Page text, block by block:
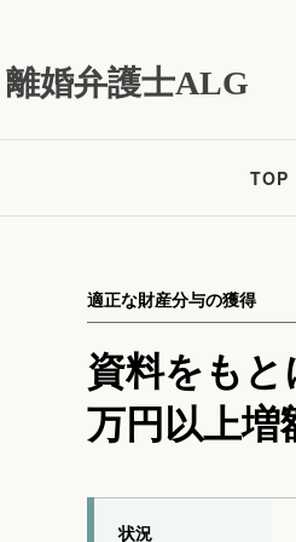
離婚弁護士ALG
TOP
資料をも
万円以上増
適正な財産分与の獲得
状況